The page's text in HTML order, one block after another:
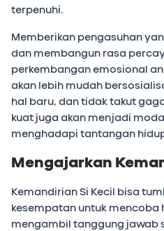
terpenuhi.
Memberikan pengasuhan
dan membangun rasa
perkembangan emosional
akan lebih mudah
hal baru, dan tidak takut
kuat juga akan menjadi
menghadapi tantangan
Mengajarkan
Kemandirian Si Kecil bisa
kesempatan untuk mencoba
mengambil tanggung jawab